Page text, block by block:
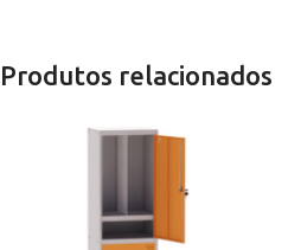
Produtos relacionados